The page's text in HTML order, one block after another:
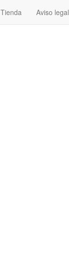
Tienda Aviso legal